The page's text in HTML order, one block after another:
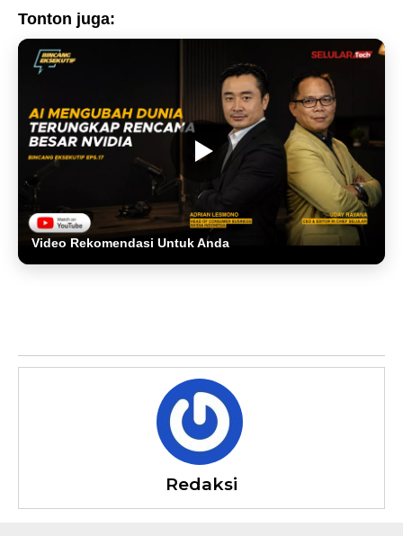
Tonton juga:
Video Rekomendasi Untuk Anda
Redaksi